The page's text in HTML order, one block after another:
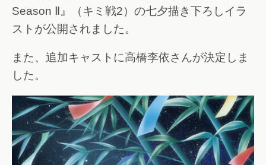
Season Ⅱ』（キミ戦2）の七夕描き下ろしイラ
ストが公開されました。
また、追加キャストに高橋李依さんが決定しま
した。